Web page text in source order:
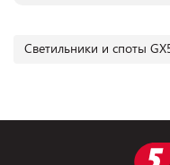
Светильники и споты